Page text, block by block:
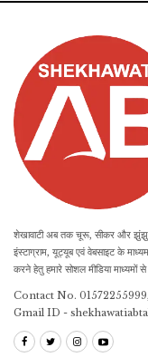
शेखावाटी अब तक चूरू, सीकर और
इंस्टाग्राम, यूट्यूब एवं वेबसाइट के
करने हेतु हमारे सोशल मीडिया माध्यमों
Contact No.
Gmail ID -